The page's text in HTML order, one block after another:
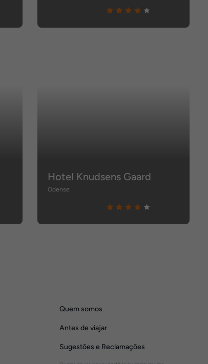
Hotel Knudsens Gaard
Odense
Quem somos
Antes de viajar
Sugestões e Reclamações